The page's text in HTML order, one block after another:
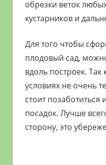
обрезки веток
кустарников и
Для того чтобы
плодовый сад,
вдоль построек.
условиях не очень
стоит
посадок. Лучше
сторону, это